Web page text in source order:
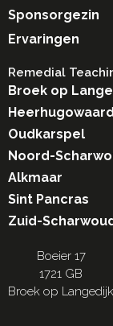
Boeier 17
1721 GB
Broek op Langedijk
Sponsorgezin
Ervaringen
Remedial
Broek op
Heerhugowaard
Oudkarspel
Noord-
Alkmaar
Sint Pancras
Zuid-